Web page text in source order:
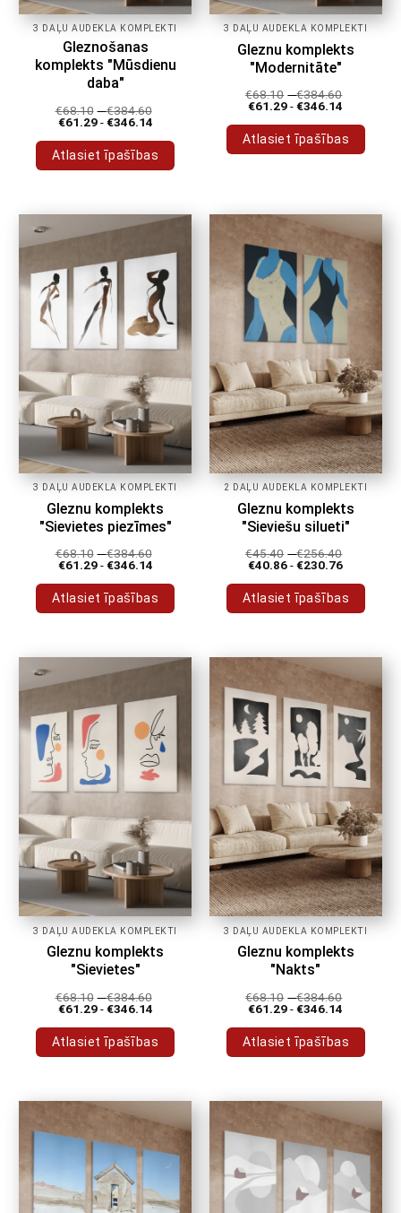
3 DAĻU AUDEKLA KOMPLEKTI
Gleznošanas
komplekts "Mūsdienu
daba"
€68.10 -€384.60
€61.29-€346.14
Atlasiet īpašības
ir
vairāki
varianti.
Variantus
var
izvēlēties
produkta
lapā
3 DAĻU AUDEKLA KOMPLEKTI
Gleznu komplekts
"Modernitāte"
€68.10 -€384.60
€61.29-€346.14
Atlasiet īpašības
vairāki
varianti.
Variantus
var
izvēlēties
produkta
lapā
3 DAĻU AUDEKLA KOMPLEKTI
Gleznu komplekts
"Sievietes piezīmes"
€68.10 -€384.60
€61.29-€346.14
Atlasiet īpašības
ir
vairāki
varianti.
Variantus
izvēlēties
produkta
lapā
2 DAĻU AUDEKLA KOMPLEKTI
Gleznu komplekts
"Sieviešu silueti"
€45.40 -€256.40
€40.86-€230.76
Atlasiet īpašības
ir
vairāki
varianti.
Variantus
var
izvēlēties
produkta
lapā
3 DAĻU AUDEKLA KOMPLEKTI
Gleznu komplekts
"Sievietes"
€68.10 -€384.60
€61.29-€346.14
Atlasiet īpašības
ir
vairāki
varianti.
Variantus
var
izvēlēties
3 DAĻU AUDEKLA KOMPLEKTI
Gleznu komplekts
"Nakts"
€68.10 -€384.60
€61.29-€346.14
Atlasiet īpašības
ir
vairāki
varianti.
Variantus
izvēlēties